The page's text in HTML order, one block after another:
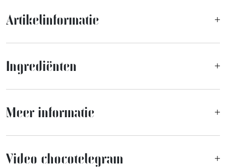
Artikelinformatie
Ingrediënten
Meer informatie
Video chocotelegram